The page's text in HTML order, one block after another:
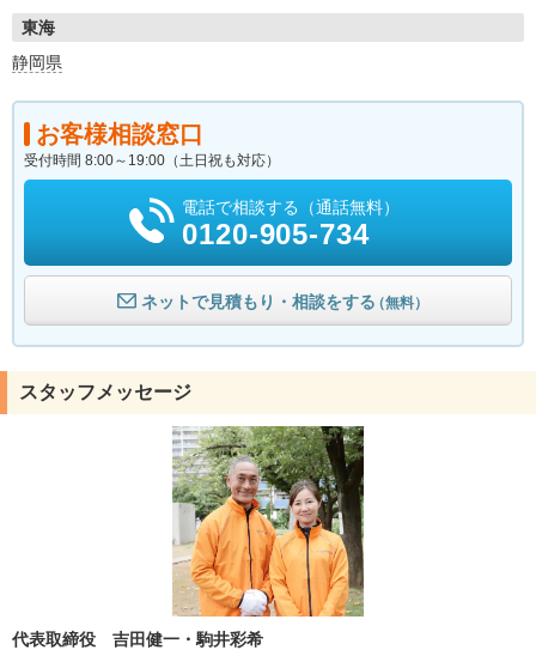
東海
静岡県
お客様相談窓口
受付時間 8:00～19:00（土日祝も対応）
電話で相談する（通話無料）
0120-905-734
ネットで見積もり・相談をする（無料）
スタッフメッセージ
代表取締役 吉田健一・駒井彩希